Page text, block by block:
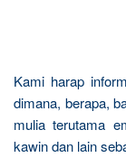
Kami harap
dimana, berapa,
mulia terutama
kawin dan lain